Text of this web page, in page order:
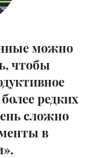
можно
чтобы
редких
сложно
в